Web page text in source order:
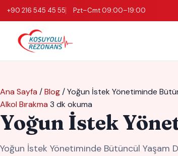
+90 216 545 45 55 Pzt–Cmt 09:00–19:00
Ana Sayfa /Blog/Yoğun İstek Yönetiminde
Alkol Bırakma 3 dk okuma
Yoğun İstek
Yoğun İstek Yönetiminde Bütüncül Yaşam